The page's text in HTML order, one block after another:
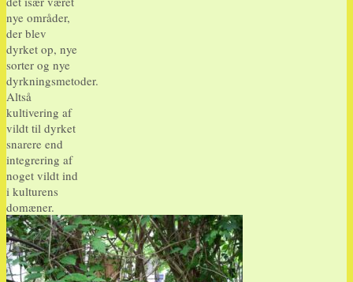
nye områder,
der blev
dyrket op, nye
sorter og nye
dyrkningsmetoder.
Altså
kultivering af
vildt til dyrket
snarere end
integrering af
noget vildt ind
i kulturens
domæner.